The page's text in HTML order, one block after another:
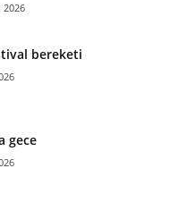
2026
bereketi
gece